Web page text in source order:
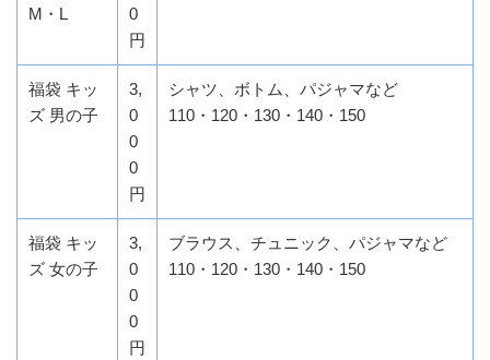
M・L
0
円
福袋 キッ
ズ 男の子
3,
0
0
0
円
シャツ、ボトム、パジャマなど
110・120・130・140・150
福袋 キッ
ズ 女の子
3,
0
0
0
円
ブラウス、チュニック、パジャマなど
110・120・130・140・150